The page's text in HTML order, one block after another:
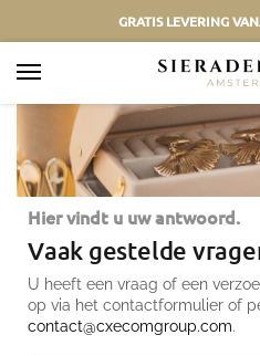
GRATIS LEVERING
Hier vindt u uw antwoord.
Vaak gestelde
U heeft een vraag of een
op via het contactformulier of
contact@cxecomgroup.com.